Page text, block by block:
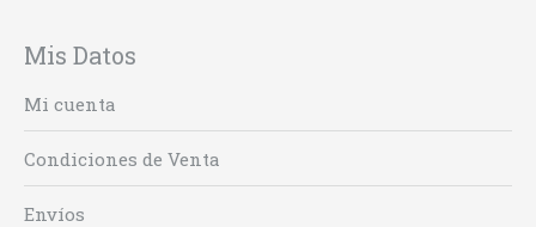
Mis Datos
Mi cuenta
Condiciones de Venta
Envíos